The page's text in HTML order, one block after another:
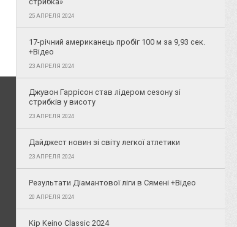
25 АПРЕЛЯ 2024
17-річний американець пробіг 100 м за 9,93 сек.
+Відео
23 АПРЕЛЯ 2024
Джувон Гаррісон став лідером сезону зі
стрибків у висоту
23 АПРЕЛЯ 2024
Дайджест новин зі світу легкої атлетики
23 АПРЕЛЯ 2024
Результати Діамантової ліги в Сямені +Відео
20 АПРЕЛЯ 2024
Kip Keino Classic 2024